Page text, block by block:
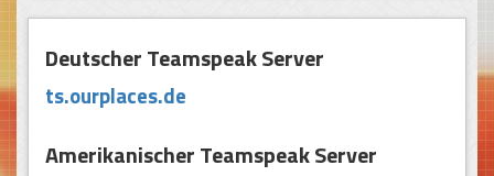
Deutscher Teamspeak Server
ts.ourplaces.de
Amerikanischer Teamspeak Server